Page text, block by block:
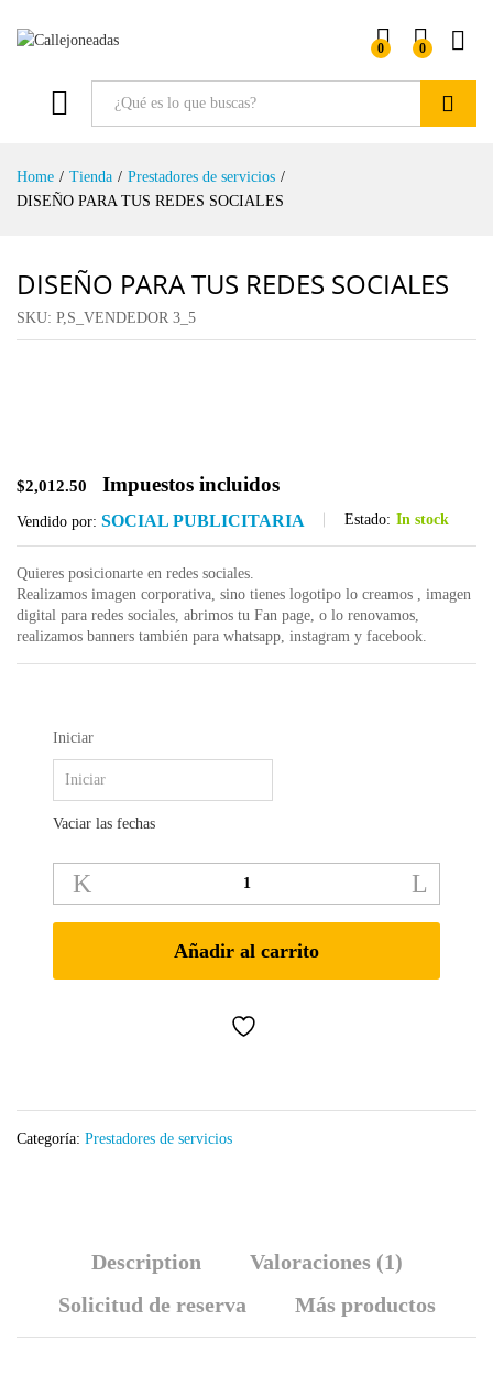
0 0
Home / Tienda / Prestadores de servicios /
DISEÑO PARA TUS REDES SOCIALES
DISEÑO PARA TUS REDES SOCIALES
SKU: P,S_VENDEDOR 3_5
$2,012.50 Impuestos incluidos
Vendido por: SOCIAL PUBLICITARIA Estado: In stock
Quieres posicionarte en redes sociales.
Realizamos imagen corporativa, sino tienes logotipo lo creamos , imagen
digital para redes sociales, abrimos tu Fan page, o lo renovamos,
realizamos banners también para whatsapp, instagram y facebook.
Iniciar
Vaciar las fechas
DISEÑO
PARA
TUS
Añadir al carrito
Categoría: Prestadores de servicios
Description
Valoraciones (1)
Solicitud de reserva
Más productos